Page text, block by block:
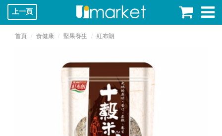
上一頁
首頁 食健康 堅果養生 紅布朗